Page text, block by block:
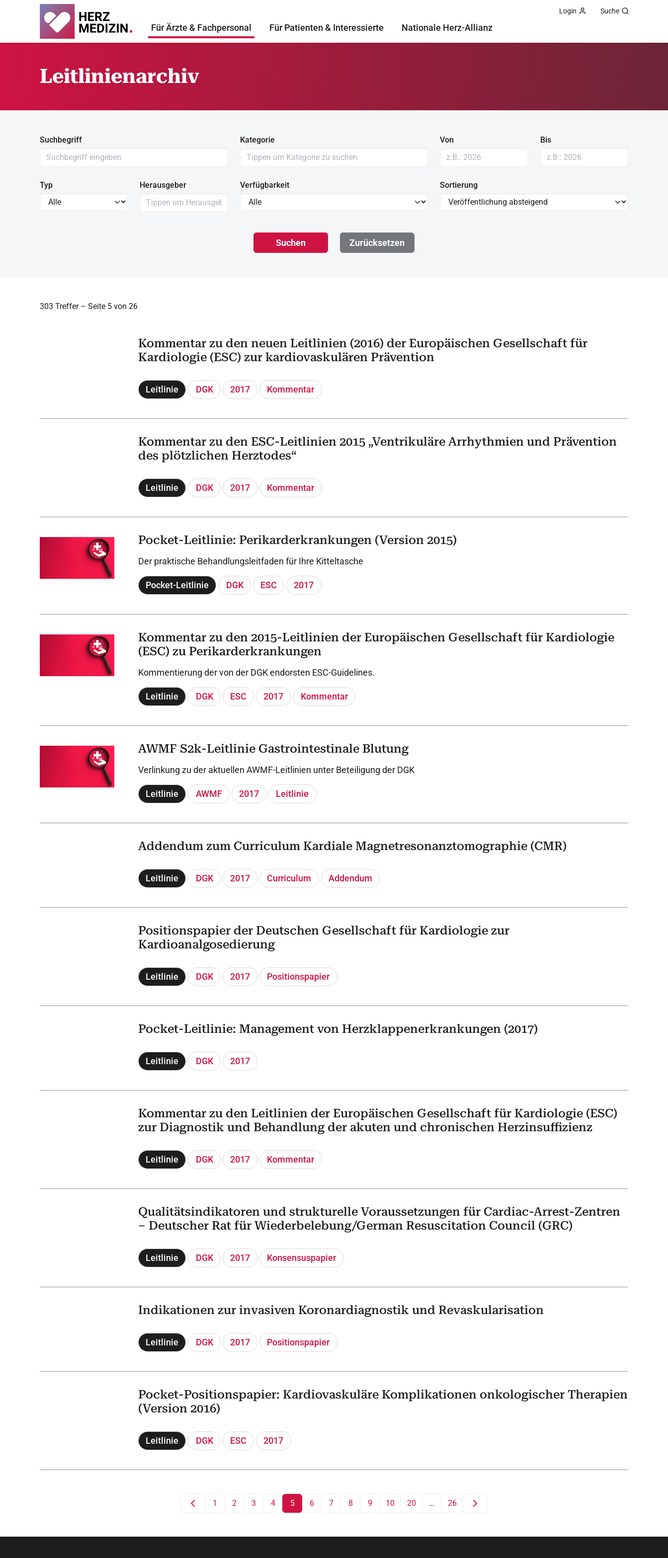
Für Ärzte & Fachpersonal Für Patienten & Interessierte Nationale Herz-Allianz
Login Suche
Leitlinienarchiv
Suchbegriff Kategorie Von Bis
Typ Herausgeber Verfügbarkeit Sortierung
Suchen Zurücksetzen
303 Treffer – Seite 5 von 26
Leitlinie DGK 2017 Kommentar
Kommentar zu den neuen Leitlinien (2016) der Europäischen Gesellschaft für
Kardiologie (ESC) zur kardiovaskulären Prävention
Leitlinie DGK 2017 Kommentar
Kommentar zu den ESC-Leitlinien 2015 „Ventrikuläre Arrhythmien und Prävention
des plötzlichen Herztodes“
Pocket-Leitlinie DGK ESC 2017
Pocket-Leitlinie: Perikarderkrankungen (Version 2015)
Der praktische Behandlungsleitfaden für Ihre Kitteltasche
Leitlinie DGK ESC 2017 Kommentar
Kommentar zu den 2015-Leitlinien der Europäischen Gesellschaft für Kardiologie
(ESC) zu Perikarderkrankungen
Kommentierung der von der DGK endorsten ESC-Guidelines.
Leitlinie AWMF 2017 Leitlinie
AWMF S2k-Leitlinie Gastrointestinale Blutung
Verlinkung zu der aktuellen AWMF-Leitlinien unter Beteiligung der DGK
Leitlinie DGK 2017 Curriculum Addendum
Addendum zum Curriculum Kardiale Magnetresonanztomographie (CMR)
Leitlinie DGK 2017 Positionspapier
Positionspapier der Deutschen Gesellschaft für Kardiologie zur
Kardioanalgosedierung
Leitlinie DGK 2017
Pocket-Leitlinie: Management von Herzklappenerkrankungen (2017)
Leitlinie DGK 2017 Kommentar
Kommentar zu den Leitlinien der Europäischen Gesellschaft für Kardiologie (ESC)
zur Diagnostik und Behandlung der akuten und chronischen Herzinsuffizienz
Leitlinie DGK 2017 Konsensuspapier
Qualitätsindikatoren und strukturelle Voraussetzungen für Cardiac-Arrest-Zentren
– Deutscher Rat für Wiederbelebung/German Resuscitation Council (GRC)
Leitlinie DGK 2017 Positionspapier
Indikationen zur invasiven Koronardiagnostik und Revaskularisation
Leitlinie DGK ESC 2017
Pocket-Positionspapier: Kardiovaskuläre Komplikationen onkologischer Therapien
(Version 2016)
1 2 3 4 5 6 7 8 9 10 20 ... 26